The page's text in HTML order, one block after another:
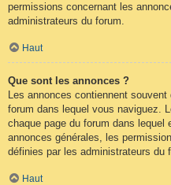
permissions concernant les
administrateurs du forum.
Haut
Que sont les annonces ?
Les annonces contiennent
forum dans lequel vous naviguez.
chaque page du forum dans
annonces générales, les
définies par les administrateurs du
Haut